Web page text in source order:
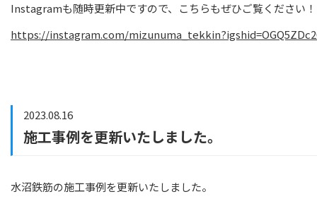
Instagramも随時更新中ですので、こちらもぜひご覧ください！
https://instagram.com/
2023.08.16
施工事例を更新いたしました。
水沼鉄筋の施工事例を更新いたしました。